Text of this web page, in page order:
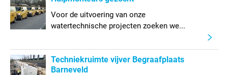
Voor de uitvoering van onze
watertechnische projecten zoeken we...
Techniekruimte vijver Begraafplaats
Barneveld